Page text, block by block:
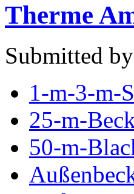
Therme
Submitted
1-m-3-m-
25-m-
50-m-